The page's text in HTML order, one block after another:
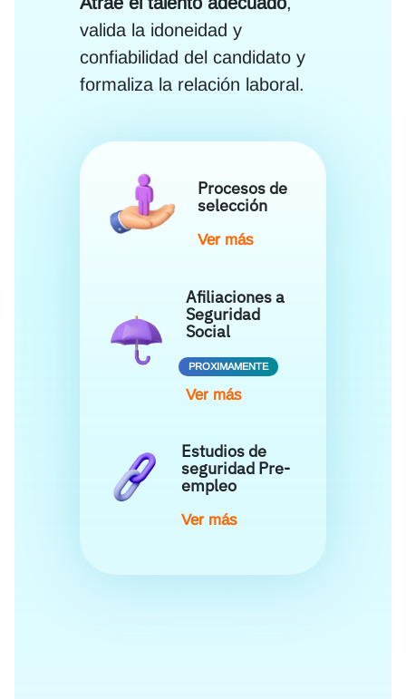
valida la idoneidad y
confiabilidad del candidato y
formaliza la relación laboral.
Procesos de
selección
Ver más
Afiliaciones a
Seguridad
Social
PROXIMAMENTE
Ver más
Estudios de
seguridad Pre-
empleo
Ver más